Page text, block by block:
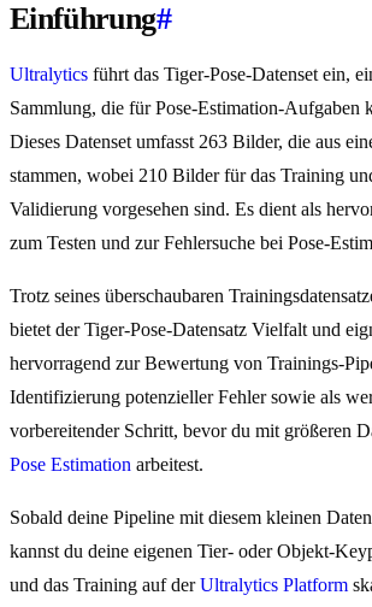
Einführung#
Ultralytics führt das Tiger-Pose-Datenset ein,
Sammlung, die für Pose-Estimation-Aufgaben
Dieses Datenset umfasst 263 Bilder, die aus
stammen, wobei 210 Bilder für das Training
Validierung vorgesehen sind. Es dient als
zum Testen und zur Fehlersuche bei Pose-
Trotz seines überschaubaren
bietet der Tiger-Pose-Datensatz Vielfalt und
hervorragend zur Bewertung von Trainings-
Identifizierung potenzieller Fehler sowie als
vorbereitender Schritt, bevor du mit größeren
Pose Estimation arbeitest.
Sobald deine Pipeline mit diesem kleinen
kannst du deine eigenen Tier- oder Objekt-
und das Training auf derUltralytics Platform